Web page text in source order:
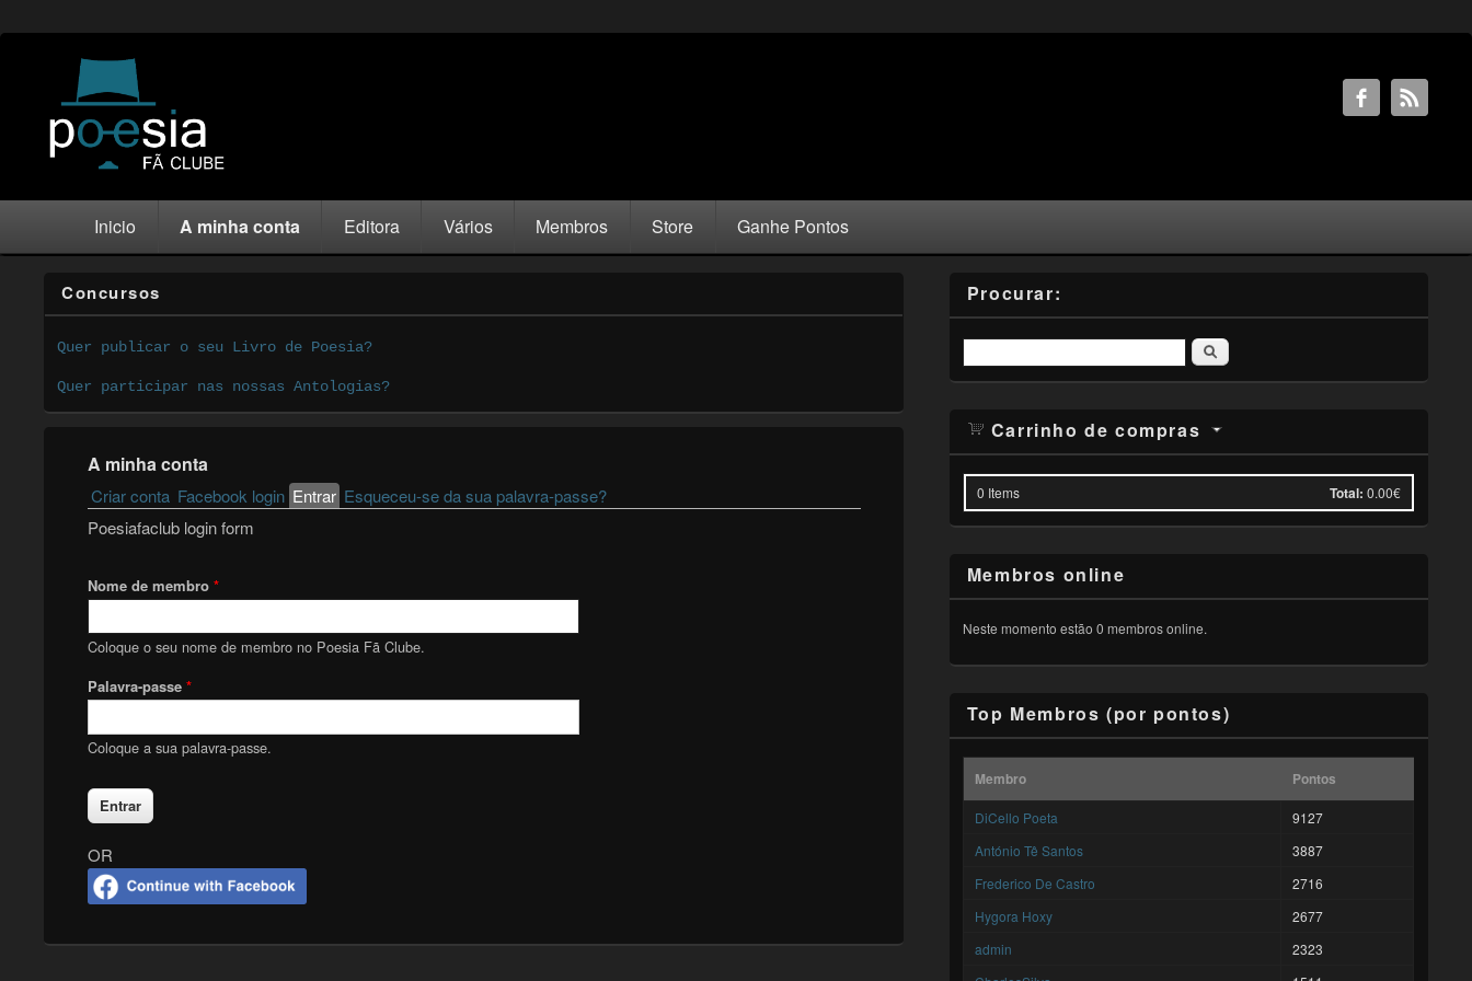
Inicio A minha conta Editora Vários Membros Store Ganhe Pontos
Concursos
Quer publicar o seu Livro de Poesia?
Quer participar nas nossas Antologias?
A minha conta
Primary tabs
Criar conta Facebook login Entrar(active tab)
Esqueceu-se da sua palavra-passe?
Poesiafaclub login form
Nome de membro *
Coloque o seu nome de membro no Poesia Fã Clube.
Palavra-passe *
Coloque a sua palavra-passe.
OR
Procurar:
Pesquisar
Carrinho de compras
0 Items Total: 0.00€
Membros online
Neste momento estão 0 membros online.
Top Membros (por pontos)
Membro Pontos
DiCello Poeta
9127
António Tê Santos
3887
Frederico De Castro
2716
Hygora Hoxy
2677
admin
2323